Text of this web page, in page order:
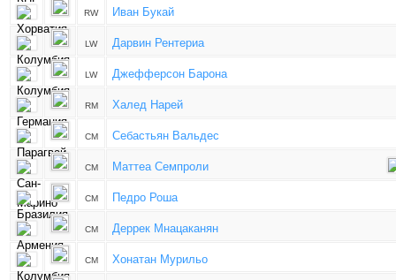
RW Иван Букай
LW Дарвин Рентериа
LW Джефферсон Барона
RM Халед Нарей
CM Себастьян Вальдес
CM Маттеа Семпроли
CM Педро Роша
CM Деррек Мнацаканян
CM Хонатан Мурильо